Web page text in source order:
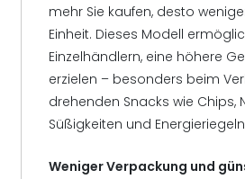
mehr Sie kaufen, desto
Einheit. Dieses Modell
Einzelhändlern, eine höhere
erzielen – besonders beim
drehenden Snacks wie Chips,
Süßigkeiten und
Weniger Verpackung und